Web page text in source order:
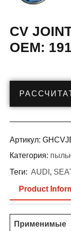
CV
OEM:
Артикул:
Категория:
Теги: AUDI ,
Product
Применимые